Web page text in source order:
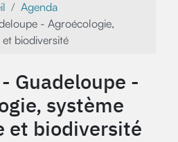
Agenda
- Agroécologie,
biodiversité
Guadeloupe -
système
et biodiversité